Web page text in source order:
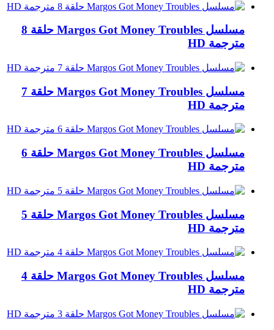
مسلسل Margos Got Money Troubles حلقة 8
مترجمة HD
مسلسل Margos Got Money Troubles حلقة 7
مترجمة HD
مسلسل Margos Got Money Troubles حلقة 6
مترجمة HD
مسلسل Margos Got Money Troubles حلقة 5
مترجمة HD
مسلسل Margos Got Money Troubles حلقة 4
مترجمة HD